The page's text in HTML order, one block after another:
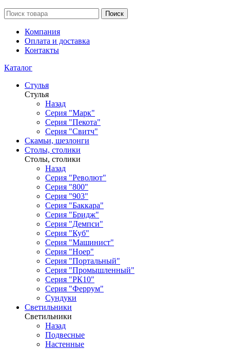
Поиск
Компания
Оплата и доставка
Контакты
Каталог
Стулья
Стулья
Назад
Серия "Марк"
Серия "Пекота"
Серия "Свитч"
Скамьи, шезлонги
Столы, столики
Столы, столики
Назад
Серия "Револют"
Серия "800"
Серия "903"
Серия "Баккара"
Серия "Бридж"
Серия "Демпси"
Серия "Куб"
Серия "Машинист"
Серия "Ноер"
Серия "Портальный"
Серия "Промышленный"
Серия "РК10"
Серия "Феррум"
Сундуки
Светильники
Светильники
Назад
Подвесные
Настенные